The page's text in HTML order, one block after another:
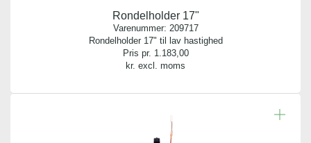
Bredt program af tilbehør, der passer til enhver specifik
Antal pr. palle:
0
Rondelholder 17"
Varenummer: 209717
Rondelholder 17" til lav hastighed
Pris pr. 1.183,00
kr. excl. moms